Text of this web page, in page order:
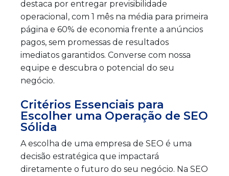
destaca por entregar previsibilidade
operacional, com 1 mês na média para primeira
página e 60% de economia frente a anúncios
pagos, sem promessas de resultados
imediatos garantidos. Converse com nossa
equipe e descubra o potencial do seu
negócio.
Critérios Essenciais para
Escolher uma Operação de SEO
Sólida
A escolha de uma empresa de SEO é uma
decisão estratégica que impactará
diretamente o futuro do seu negócio. Na SEO